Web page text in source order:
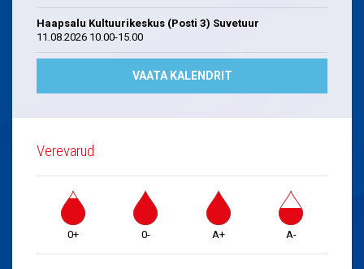
Haapsalu Kultuurikeskus (Posti 3) Suvetuur
11.08.2026 10.00-15.00
VAATA KALENDRIT
Verevarud
0+ 0- A+ A-